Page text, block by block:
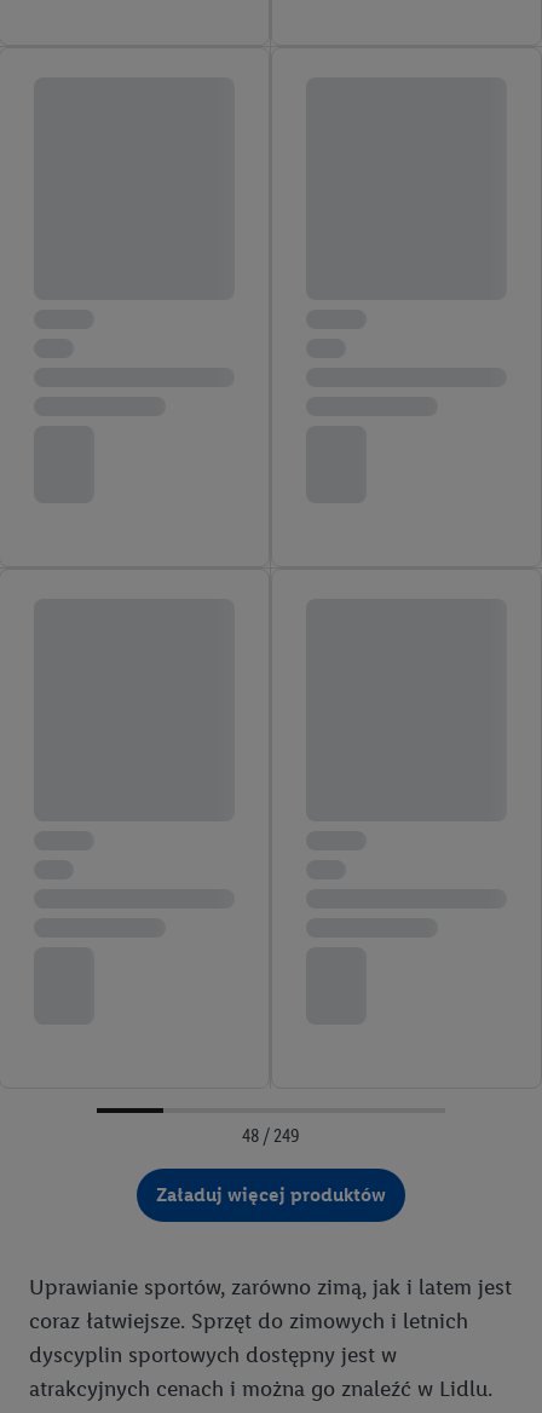
48 / 249
Załaduj więcej produktów
Uprawianie sportów, zarówno zimą, jak i latem jest
coraz łatwiejsze. Sprzęt do zimowych i letnich
dyscyplin sportowych dostępny jest w
atrakcyjnych cenach i można go znaleźć w Lidlu.